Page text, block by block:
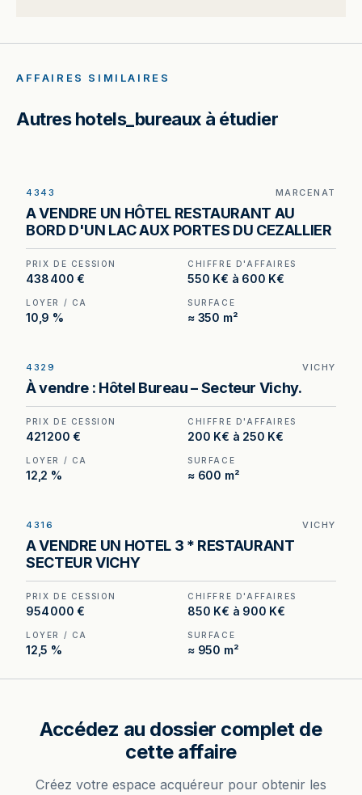
AFFAIRES SIMILAIRES
Autres hotels_bureaux à étudier
Hôtel-restaurant au bord d'un lac de 21 hectares
à Marcenat (15) — un actif non recréable aux
portes du Cézallier.
4343 MARCENAT
A VENDRE UN HÔTEL RESTAURANT AU
BORD D'UN LAC AUX PORTES DU CEZALLIER
PRIX DE CESSION
438 400 €
CHIFFRE D'AFFAIRES
550 K€ à 600 K€
LOYER / CA
10,9 %
SURFACE
≈ 350 m²
Hôtel à vendre à Vichy, au prix de 421 200 €.
(Honoraires à la charge de l'acquéreur : 32 100
4329 VICHY
À vendre : Hôtel Bureau – Secteur Vichy.
PRIX DE CESSION
421 200 €
CHIFFRE D'AFFAIRES
200 K€ à 250 K€
LOYER / CA
12,2 %
SURFACE
≈ 600 m²
954 000 €. (Honoraires à la charge de
l'acquéreur : 54 000 €).
4316 VICHY
A VENDRE UN HOTEL 3 * RESTAURANT
SECTEUR VICHY
PRIX DE CESSION
954 000 €
CHIFFRE D'AFFAIRES
850 K€ à 900 K€
LOYER / CA
12,5 %
SURFACE
≈ 950 m²
Accédez au dossier complet de
cette affaire
Créez votre espace acquéreur pour obtenir les